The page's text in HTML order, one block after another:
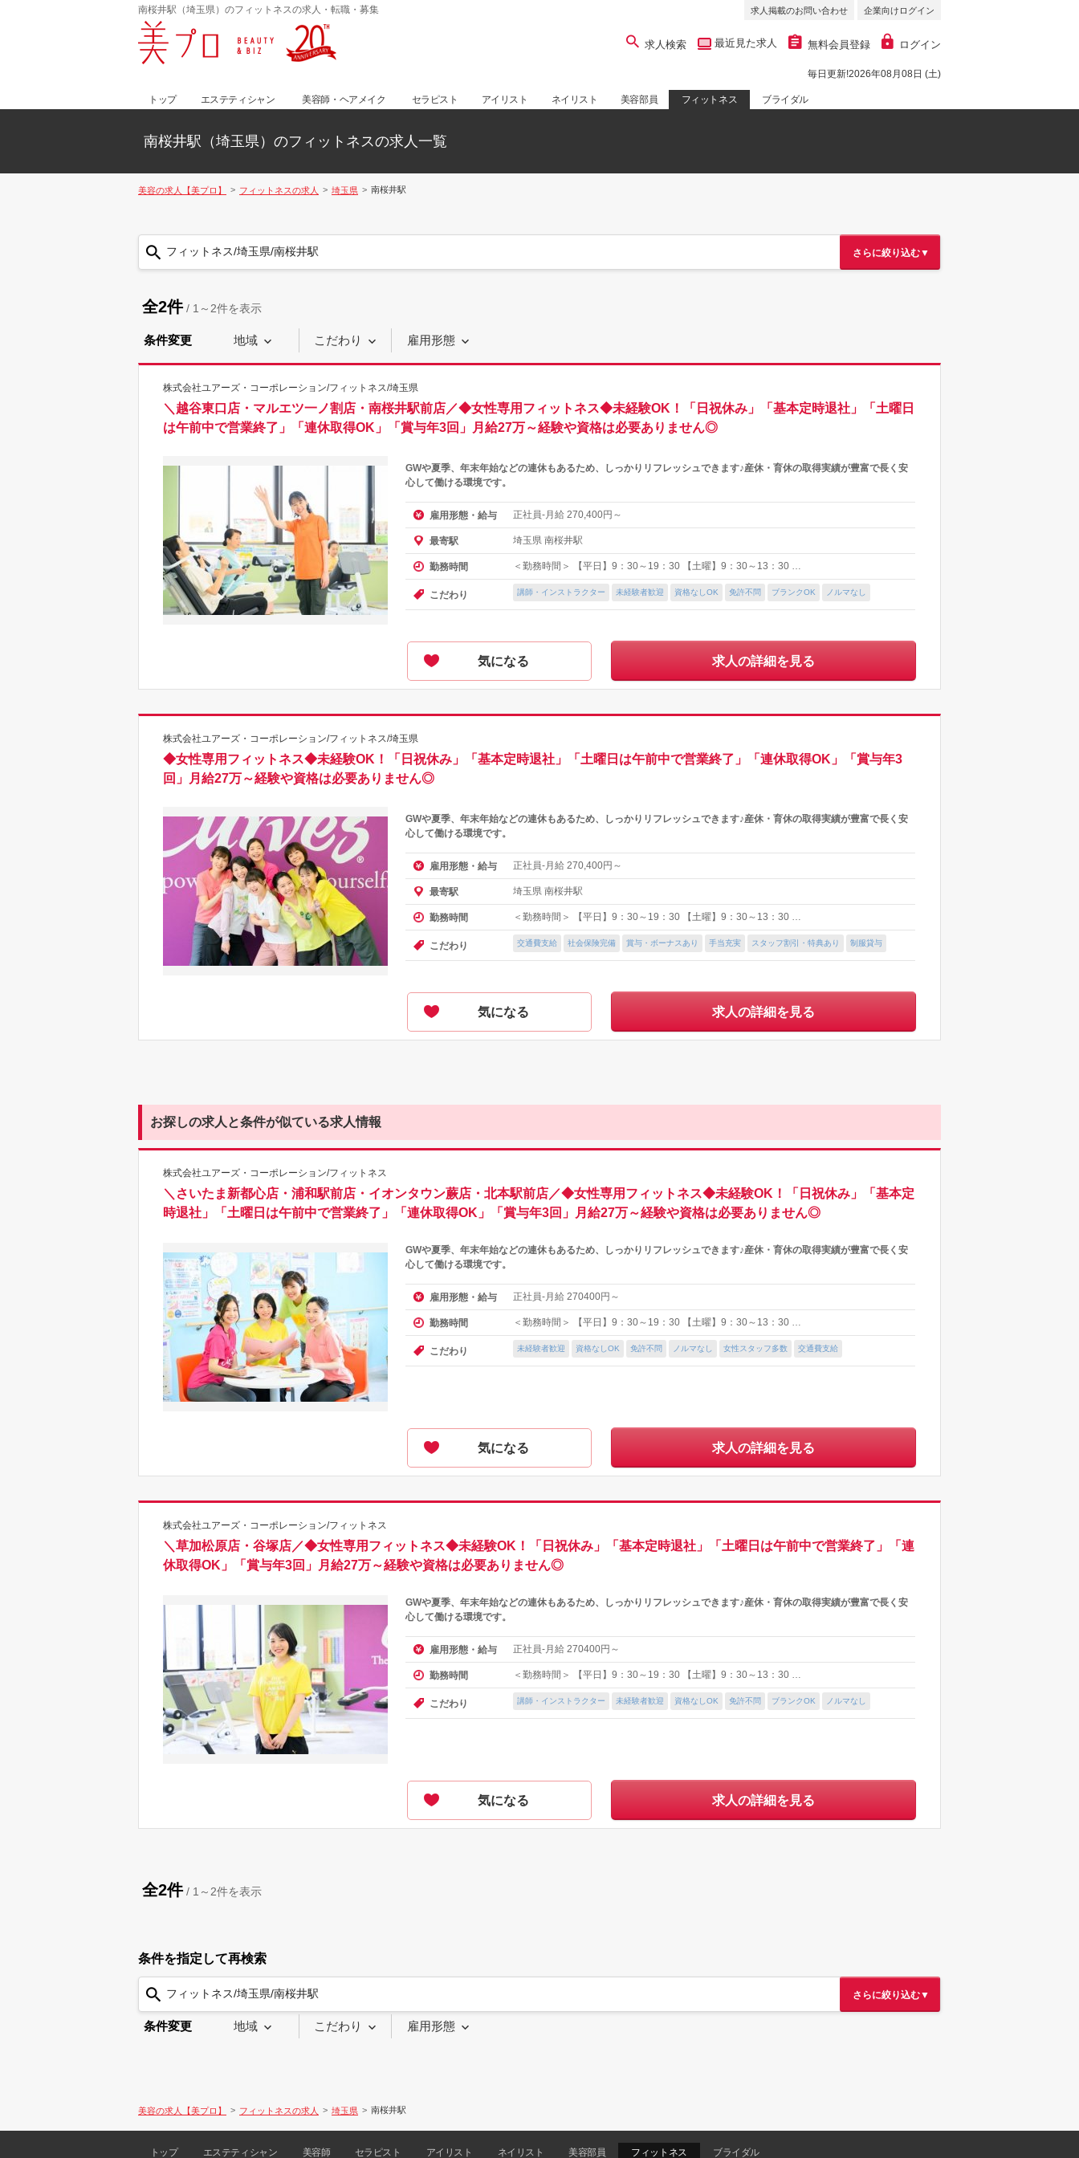
南桜井駅（埼玉県）のフィットネスの求人・転職・募集 求人掲載のお問い合わせ 企業向けログイン
求人検索 最近見た求人 無料会員登録 ログイン
毎日更新!2026年08月08日 (土)
トップ エステティシャン 美容師・ヘアメイク セラピスト アイリスト ネイリスト 美容部員 フィットネス ブライダル
南桜井駅（埼玉県）のフィットネスの求人一覧
美容の求人【美プロ】 フィットネスの求人 埼玉県 南桜井駅
フィットネス/埼玉県/南桜井駅 さらに絞り込む▼
全2件/ 1～2件を表示
条件変更 地域 こだわり 雇用形態
株式会社ユアーズ・コーポレーション/フィットネス/埼玉県
＼越谷東口店・マルエツ一ノ割店・南桜井駅前店／◆女性専用フィットネス◆未経験OK！「日祝休み」「基本定時退社」「土曜日
は午前中で営業終了」「連休取得OK」「賞与年3回」月給27万～経験や資格は必要ありません◎
GWや夏季、年末年始などの連休もあるため、しっかりリフレッシュできます♪産休・育休の取得実績が豊富で長く安
心して働ける環境です。
雇用形態・給与 正社員-月給 270,400円～
最寄駅 埼玉県 南桜井駅
勤務時間 ＜勤務時間＞ 【平日】9：30～19：30 【土曜】9：30～13：30 …
こだわり 講師・インストラクター 未経験者歓迎 資格なしOK 免許不問 ブランクOK ノルマなし
気になる 求人の詳細を見る
株式会社ユアーズ・コーポレーション/フィットネス/埼玉県
◆女性専用フィットネス◆未経験OK！「日祝休み」「基本定時退社」「土曜日は午前中で営業終了」「連休取得OK」「賞与年3
回」月給27万～経験や資格は必要ありません◎
GWや夏季、年末年始などの連休もあるため、しっかりリフレッシュできます♪産休・育休の取得実績が豊富で長く安
心して働ける環境です。
雇用形態・給与 正社員-月給 270,400円～
最寄駅 埼玉県 南桜井駅
勤務時間 ＜勤務時間＞ 【平日】9：30～19：30 【土曜】9：30～13：30 …
こだわり 交通費支給 社会保険完備 賞与・ボーナスあり 手当充実 スタッフ割引・特典あり 制服貸与
気になる 求人の詳細を見る
お探しの求人と条件が似ている求人情報
株式会社ユアーズ・コーポレーション/フィットネス
＼さいたま新都心店・浦和駅前店・イオンタウン蕨店・北本駅前店／◆女性専用フィットネス◆未経験OK！「日祝休み」「基本定
時退社」「土曜日は午前中で営業終了」「連休取得OK」「賞与年3回」月給27万～経験や資格は必要ありません◎
GWや夏季、年末年始などの連休もあるため、しっかりリフレッシュできます♪産休・育休の取得実績が豊富で長く安
心して働ける環境です。
雇用形態・給与 正社員-月給 270400円～
勤務時間 ＜勤務時間＞ 【平日】9：30～19：30 【土曜】9：30～13：30 …
こだわり 未経験者歓迎 資格なしOK 免許不問 ノルマなし 女性スタッフ多数 交通費支給
気になる 求人の詳細を見る
株式会社ユアーズ・コーポレーション/フィットネス
＼草加松原店・谷塚店／◆女性専用フィットネス◆未経験OK！「日祝休み」「基本定時退社」「土曜日は午前中で営業終了」「連
休取得OK」「賞与年3回」月給27万～経験や資格は必要ありません◎
GWや夏季、年末年始などの連休もあるため、しっかりリフレッシュできます♪産休・育休の取得実績が豊富で長く安
心して働ける環境です。
雇用形態・給与 正社員-月給 270400円～
勤務時間 ＜勤務時間＞ 【平日】9：30～19：30 【土曜】9：30～13：30 …
こだわり 講師・インストラクター 未経験者歓迎 資格なしOK 免許不問 ブランクOK ノルマなし
気になる 求人の詳細を見る
全2件/ 1～2件を表示
条件を指定して再検索
フィットネス/埼玉県/南桜井駅 さらに絞り込む▼
条件変更 地域 こだわり 雇用形態
美容の求人【美プロ】 フィットネスの求人 埼玉県 南桜井駅
トップ エステティシャン 美容師 セラピスト アイリスト ネイリスト 美容部員 フィットネス ブライダル